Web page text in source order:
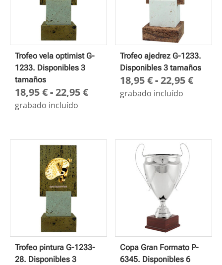
Trofeo vela optimist G-
1233. Disponibles 3
tamaños
18,95€-22,95€Rango
18,95 €
grabado incluído
Trofeo ajedrez G-1233.
Disponibles 3 tamaños
18,95€-22,95€
hasta
grabado incluído
Trofeo pintura G-1233-
28. Disponibles 3
Copa Gran Formato P-
6345. Disponibles 6